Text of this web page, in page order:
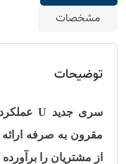
مشخصات
توضیحات
سری جدید Uعملکرد
مقرون به صرفه
از مشتریان را برآورده